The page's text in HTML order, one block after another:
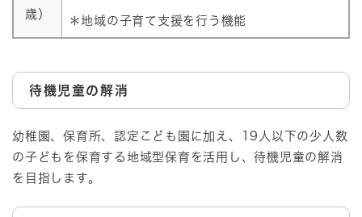
歳）
＊地域の子育て支援を行う機能
待機児童の解消
幼稚園、保育所、認定こども園に加え、19人以下の少人数
の子どもを保育する地域型保育を活用し、待機児童の解消
を目指します。